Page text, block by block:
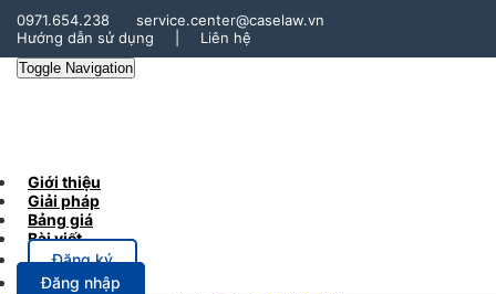
0971.654.238
service.center@caselaw.vn
Hướng dẫn sử dụng
Liên hệ
Toggle Navigation
Giới thiệu
Giải pháp
Bảng giá
Bài viết
Đăng ký
Đăng nhập